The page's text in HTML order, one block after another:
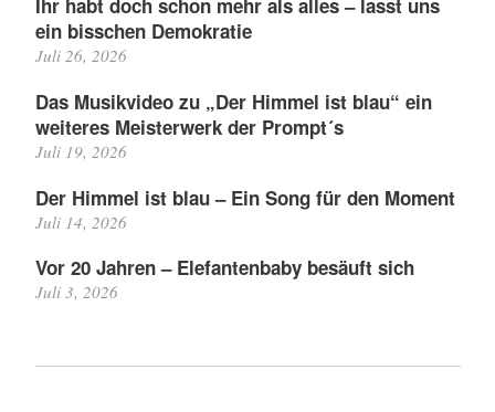
Ihr habt doch schon mehr als alles – lasst uns
ein bisschen Demokratie
Juli 26, 2026
Das Musikvideo zu „Der Himmel ist blau“ ein
weiteres Meisterwerk der Prompt´s
Juli 19, 2026
Der Himmel ist blau – Ein Song für den Moment
Juli 14, 2026
Vor 20 Jahren – Elefantenbaby besäuft sich
Juli 3, 2026